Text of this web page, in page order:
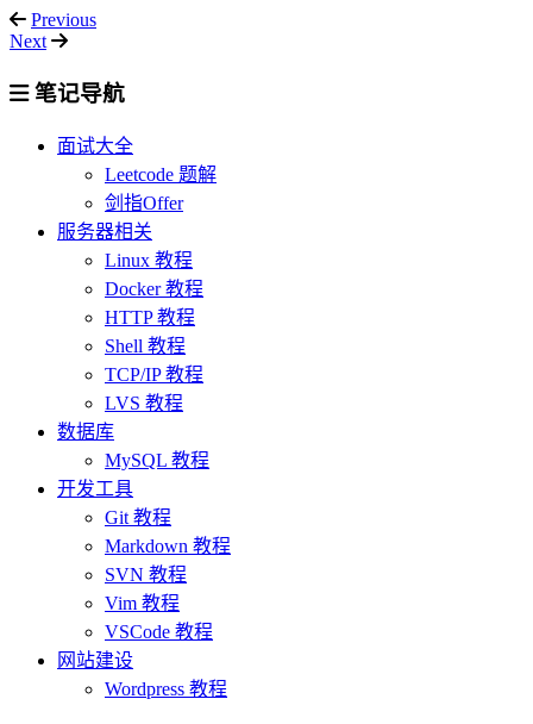
Previous
Next
笔记导航
面试大全
Leetcode 题解
剑指Offer
服务器相关
Linux 教程
Docker 教程
HTTP 教程
Shell 教程
TCP/IP 教程
LVS 教程
数据库
MySQL 教程
开发工具
Git 教程
Markdown 教程
SVN 教程
Vim 教程
VSCode 教程
网站建设
Wordpress 教程